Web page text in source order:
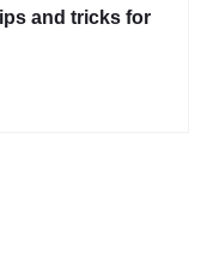
and tricks for